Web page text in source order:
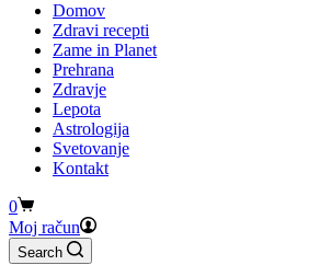
Domov
Zdravi recepti
Zame in Planet
Prehrana
Zdravje
Lepota
Astrologija
Svetovanje
Kontakt
Shopping
cart
0
Moj račun
Search